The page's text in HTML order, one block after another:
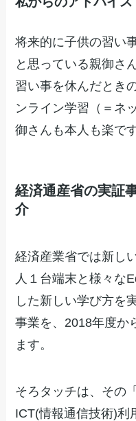
将来的に子供の習い
と思っている親御さ
習い事を休んだとき
ンライン学習（＝ネ
御さんも本人も楽で
経済通産省の実証
介
経済産業省では新し
人１台端末と様々な
した新しい学び方を
事業を、2018年度か
ます。
そろタッチは、その
ICT(情報通信技術)利